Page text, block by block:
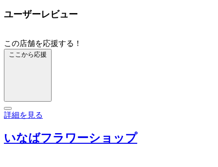
ユーザーレビュー
この店舗を応援する！
ここから応援
詳細を見る
いなばフラワーショップ